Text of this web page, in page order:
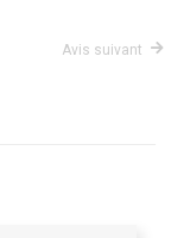
Avis suivant